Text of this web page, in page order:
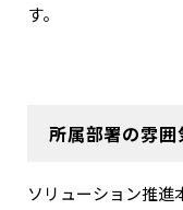
す。
所属部署の雰囲
ソリューション推進